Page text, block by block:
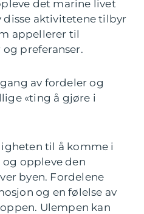
det marine livet
aktivitetene tilbyr
appellerer til
preferanser.
av fordeler og
«ting å gjøre i
til å komme i
oppleve den
byen. Fordelene
og en følelse av
Ulempen kan